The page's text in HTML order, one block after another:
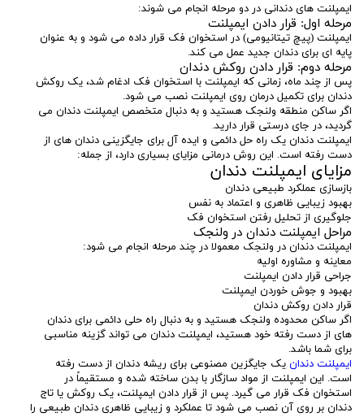
ایمپلنت های دندانی در دو مرحله انجام می شوند:
مرحله اول: قرار دادن ایمپلنت
ایمپلنت (پیچ تیتانیومی) در استخوان فک قرار داده می شود و به عنوان
پایه ای برای دندان جدید عمل می کند.
مرحله دوم: قرار دادن روکش دندان
پس از چند ماه، زمانی که ایمپلنت با استخوان فک ادغام شد، یک روکش
دندان برای تکمیل درمان روی ایمپلنت نصب می شود.
اگر ساکن منطقه ولنجک هستید و به دنبال متخصص ایمپلنت دندان می
گردید، در جای درستی قرار دارید.
ایمپلنت دندان یک راه حل دائمی و ایده آل برای جایگزینی دندان های از
دست رفته است. این روش درمانی مزایای بسیاری دارد، از جمله:
مزایای ایمپلنت دندان
بازسازی عملکرد طبیعی دندان
بهبود زیبایی ظاهری و اعتماد به نفس
جلوگیری از تحلیل رفتن استخوان فک
مراحل ایمپلنت دندان در ولنجک
ایمپلنت دندان در ولنجک معمولا در چند مرحله انجام می شود:
معاینه و مشاوره اولیه
جراحی قرار دادن ایمپلنت
بهبود و جوش خوردن ایمپلنت
قرار دادن روکش دندان
اگر ساکن محدوده ولنجک هستید و به دنبال راه حلی دائمی برای دندان
های از دست رفته خود هستید، ایمپلنت دندان می تواند گزینه مناسبی
برای شما باشد.
ایمپلنت دندان یک جایگزین مصنوعی برای ریشه دندان از دست رفته
است. این ایمپلنت از مواد سازگار با بدن ساخته شده و مستقیماً در
استخوان فک قرار می گیرد. پس از قرار دادن ایمپلنت، یک روکش یا تاج
دندان بر روی آن نصب می شود تا عملکرد و زیبایی ظاهری دندان طبیعی را